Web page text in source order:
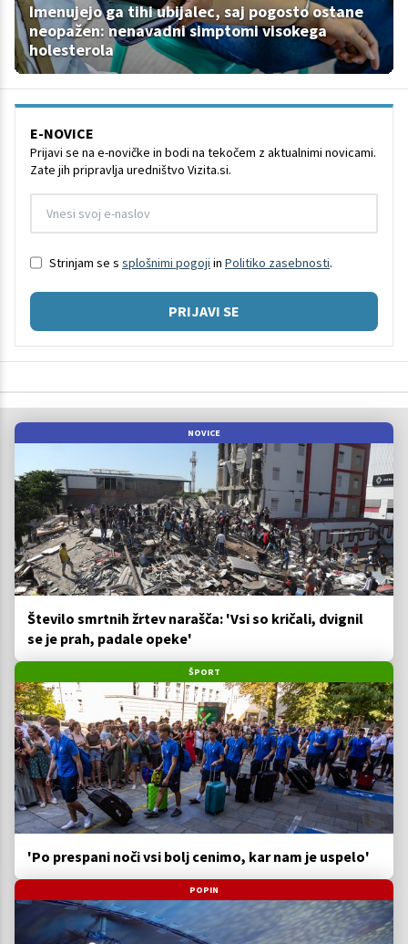
Imenujejo ga tihi ubijalec, saj pogosto ostane
neopažen: nenavadni simptomi visokega
holesterola
E-NOVICE
Prijavi se na e-novičke in bodi na tekočem z aktualnimi novicami.
Zate jih pripravlja uredništvo Vizita.si.
Strinjam se s splošnimi pogoji in Politiko zasebnosti.
PRIJAVI SE
NOVICE
Število smrtnih žrtev narašča: 'Vsi so kričali, dvignil
se je prah, padale opeke'
ŠPORT
'Po prespani noči vsi bolj cenimo, kar nam je uspelo'
POPIN